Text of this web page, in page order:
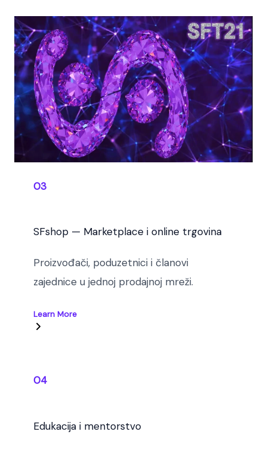
03
SFshop — Marketplace i online trgovina
Proizvođači, poduzetnici i članovi
zajednice u jednoj prodajnoj mreži.
Learn More
04
Edukacija i mentorstvo